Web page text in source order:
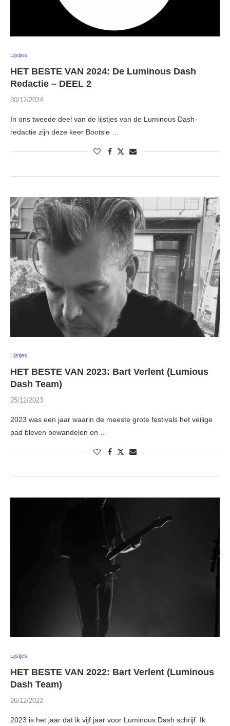
Lijstjes
HET BESTE VAN 2024: De Luminous Dash
Redactie – DEEL 2
30/12/2024
In ons tweede deel van de lijstjes van de Luminous Dash-
redactie zijn deze keer Bootsie …
Lijstjes
HET BESTE VAN 2023: Bart Verlent (Lumious
Dash Team)
25/12/2023
2023 was een jaar waarin de meeste grote festivals het veilige
pad bleven bewandelen en …
Lijstjes
HET BESTE VAN 2022: Bart Verlent (Luminous
Dash Team)
26/12/2022
2023 is het jaar dat ik vijf jaar voor Luminous Dash schrijf. Ik